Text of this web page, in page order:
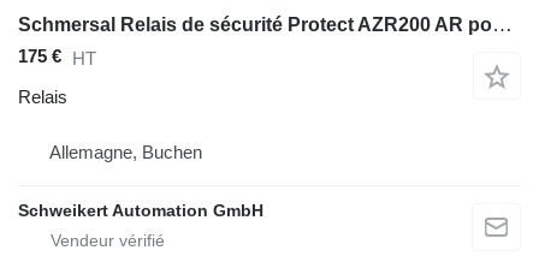
Schmersal Relais de sécurité Protect AZR200 AR pour matériel industriel
175 € HT
Relais
Allemagne, Buchen
Schweikert Automation GmbH